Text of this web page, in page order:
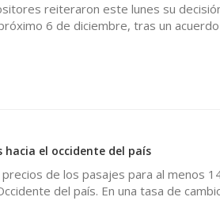
reiteraron este lunes su
6 de diciembre, tras un
el occidente del país
de los pasajes para al menos
del país. En una tasa de